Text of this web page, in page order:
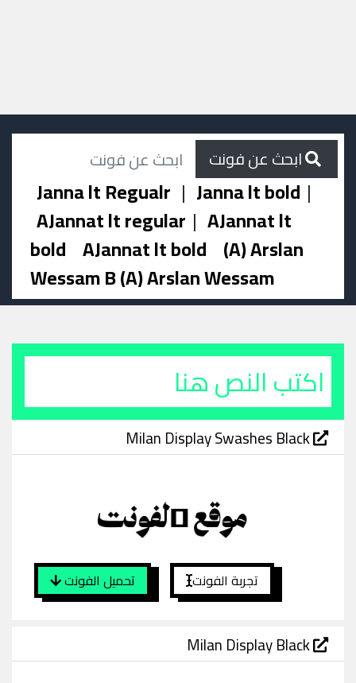
Janna lt Regualr | Janna lt bold |
AJannat lt regular | AJannat lt
bold AJannat lt bold (A) Arslan
Wessam B (A) Arslan Wessam
Milan Display Swashes Black
تحميل الفونت تجربة الفونت
Milan Display Black